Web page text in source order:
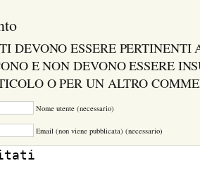
DEVONO ESSERE PERTINENTI
E NON DEVONO ESSERE
O PER UN ALTRO
Nome utente (necessario)
Email (non viene pubblicata) (necessario)